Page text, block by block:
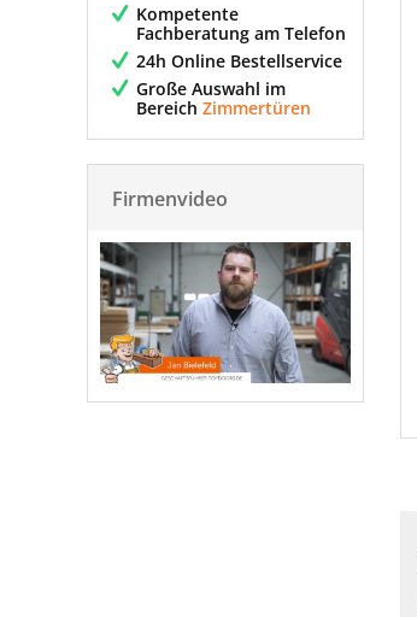
Kompetente
Fachberatung am Telefon
24h Online Bestellservice
Große Auswahl im
Bereich Zimmertüren
Firmenvideo